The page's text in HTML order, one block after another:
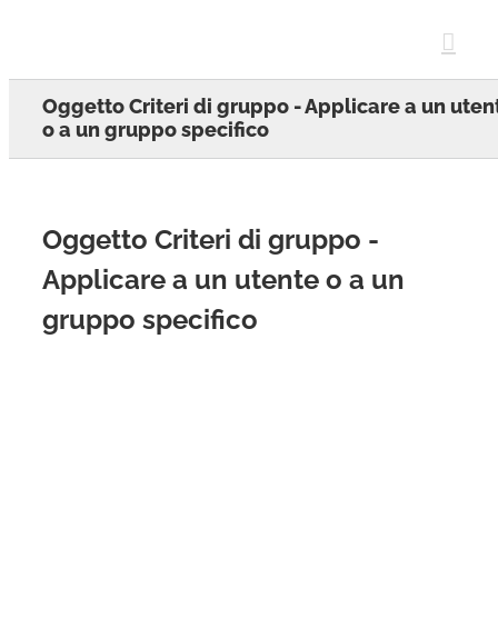
Oggetto Criteri di gruppo - Applicare a un
o a un gruppo specifico
Oggetto Criteri di gruppo -
Applicare a un utente o a un
gruppo specifico